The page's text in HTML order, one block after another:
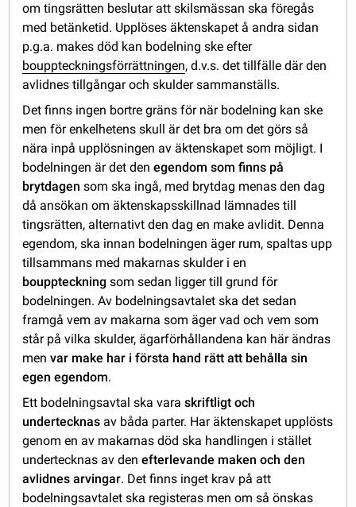
om tingsrätten beslutar att skilsmässan ska föregås
med betänketid. Upplöses äktenskapet å andra sidan
p.g.a. makes död kan bodelning ske efter
bouppteckningsförrättningen, d.v.s. det tillfälle där den
avlidnes tillgångar och skulder sammanställs.
Det finns ingen bortre gräns för när bodelning kan ske
men för enkelhetens skull är det bra om det görs så
nära inpå upplösningen av äktenskapet som möjligt. I
bodelningen är det denegendom som finns på
brytdagen som ska ingå, med brytdag menas den dag
då ansökan om äktenskapsskillnad lämnades till
tingsrätten, alternativt den dag en make avlidit. Denna
egendom, ska innan bodelningen äger rum, spaltas upp
tillsammans med makarnas skulder i en
bouppteckning som sedan ligger till grund för
bodelningen. Av bodelningsavtalet ska det sedan
framgå vem av makarna som äger vad och vem som
står på vilka skulder, ägarförhållandena kan här ändras
menvar make har i första hand rätt att behålla sin
egen egendom.
Ett bodelningsavtal ska varaskriftligt och
undertecknas av båda parter. Har äktenskapet upplösts
genom en av makarnas död ska handlingen i stället
undertecknas av denefterlevande maken och den
avlidnes arvingar. Det finns inget krav på att
bodelningsavtalet ska registeras men om så önskas